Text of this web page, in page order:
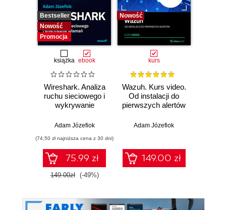
Bestseller
Nowość
Promocja
książka ebook
Wireshark. Analiza
ruchu sieciowego i
wykrywanie
Adam Józefiok
(74,50 zł najniższa cena z 30 dni)
75.99 zł
149.00zł (-49%)
Nowość
kurs
Wazuh. Kurs video.
Od instalacji do
pierwszych alertów
Adam Józefiok
149.00 zł